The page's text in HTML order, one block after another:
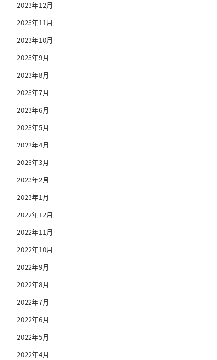
2023年12月
2023年11月
2023年10月
2023年9月
2023年8月
2023年7月
2023年6月
2023年5月
2023年4月
2023年3月
2023年2月
2023年1月
2022年12月
2022年11月
2022年10月
2022年9月
2022年8月
2022年7月
2022年6月
2022年5月
2022年4月